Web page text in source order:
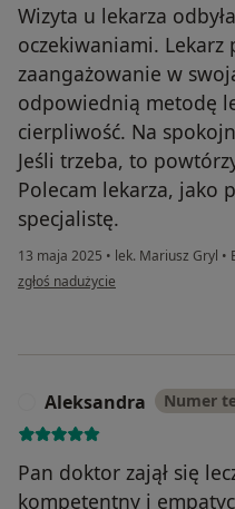
Wizyta u lekarza
oczekiwaniami.
zaangażowanie w
odpowiednią metodę
cierpliwość. Na
Jeśli trzeba, to
Polecam lekarza, jako
specjalistę.
13 maja 2025 • lek. Mariusz Gryl •
w opinii użytkownika Andrzej
zgłoś nadużycie
Aleksandra Numer
Pan doktor zajął się
kompetentny i